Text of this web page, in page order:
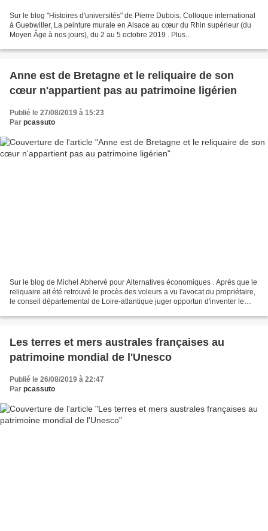
Sur le blog "Histoires d'universités" de Pierre Dubois. Colloque international
à Guebwiller, La peinture murale en Alsace au cœur du Rhin supérieur (du
Moyen Âge à nos jours), du 2 au 5 octobre 2019 . Plus...
Anne est de Bretagne et le reliquaire de son
cœur n'appartient pas au patrimoine ligérien
Publié le 27/08/2019 à 15:23
Par pcassuto
Sur le blog de Michel Abhervé pour Alternatives économiques . Après que le
reliquaire ait été retrouvé le procès des voleurs a vu l'avocat du propriétaire,
le conseil départemental de Loire-atlantique juger opportun d'inventer le
Les terres et mers australes françaises au
patrimoine mondial de l'Unesco
Publié le 26/08/2019 à 22:47
Par pcassuto